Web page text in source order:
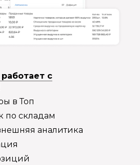
с
в Топ
по складам
аналитика